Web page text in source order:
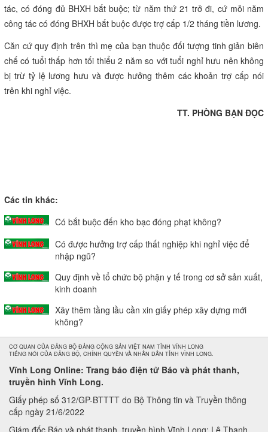
tác, có đóng đủ BHXH bắt buộc; từ năm thứ 21 trở đi, cứ mỗi năm
công tác có đóng BHXH bắt buộc được trợ cấp 1/2 tháng tiền lương.
Căn cứ quy định trên thì mẹ của bạn thuộc đối tượng tinh giản biên
chế có tuổi thấp hơn tối thiểu 2 năm so với tuổi nghỉ hưu nên không
bị trừ tỷ lệ lương hưu và được hưởng thêm các khoản trợ cấp nói
trên khi nghỉ việc.
TT. PHÒNG BẠN ĐỌC
Các tin khác:
Có bắt buộc đến kho bạc đóng phạt không?
Có được hưởng trợ cấp thất nghiệp khi nghỉ việc để
nhập ngũ?
Quy định về tổ chức bộ phận y tế trong cơ sở sản xuất,
kinh doanh
Xây thêm tầng lầu cần xin giấy phép xây dựng mới
không?
CƠ QUAN CỦA ĐẢNG BỘ ĐẢNG CỘNG SẢN VIỆT NAM TỈNH VĨNH LONG
TIẾNG NÓI CỦA ĐẢNG BỘ, CHÍNH QUYỀN VÀ NHÂN DÂN TỈNH VĨNH LONG.
Vĩnh Long Online: Trang báo điện tử Báo và phát thanh,
truyền hình Vĩnh Long.
Giấy phép số 312/GP-BTTTT do Bộ Thông tin và Truyền thông
cấp ngày 21/6/2022
Giám đốc Báo và phát thanh, truyền hình Vĩnh Long: Lê Thanh